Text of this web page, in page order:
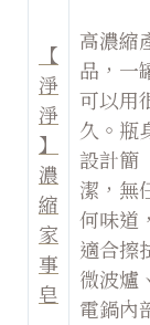
【
淨
淨
】
濃
縮
家
事
皂
高濃縮
品，一
可以用
久。瓶
設計簡
潔，無
何味道，
適合擦
微波爐、
電鍋內